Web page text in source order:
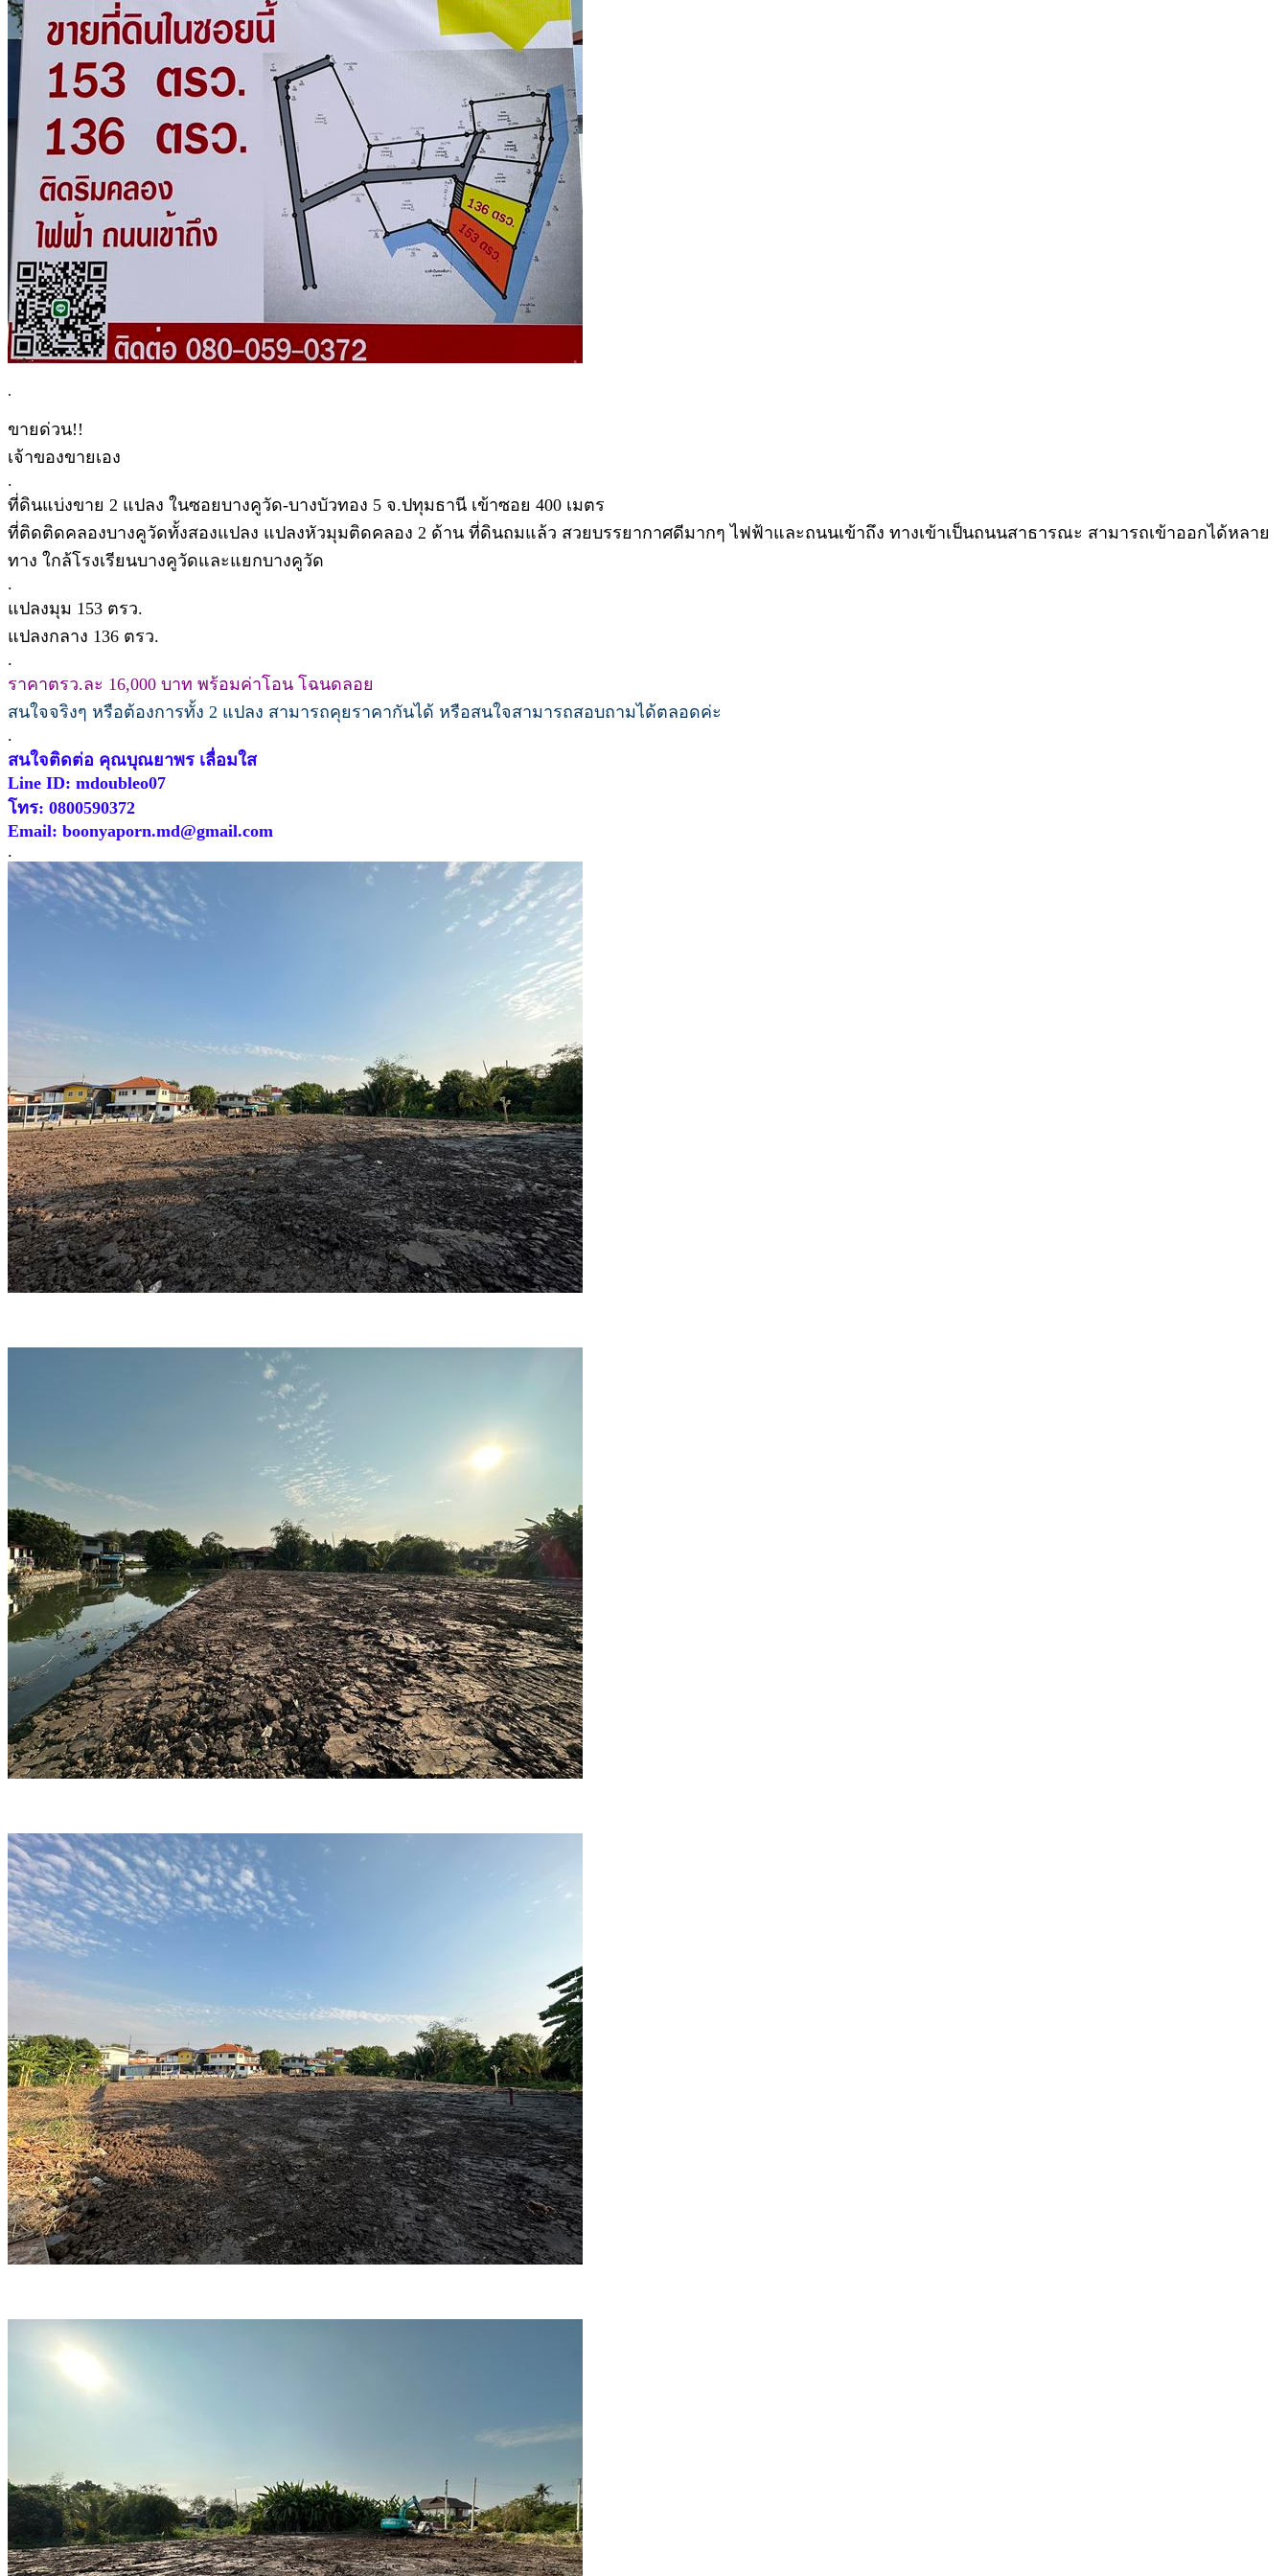
.
ขายด่วน!!
เจ้าของขายเอง
.
ที่ดินแบ่งขาย 2 แปลง ในซอยบางคูวัด-บางบัวทอง 5 จ.ปทุมธานี เข้าซอย 400 เมตร
ที่ติดติดคลองบางคูวัดทั้งสองแปลง แปลงหัวมุมติดคลอง 2 ด้าน ที่ดินถมแล้ว สวยบรรยากาศดีมากๆ ไฟฟ้าและถนนเข้าถึง ทางเข้าเป็นถนนสาธารณะ สามารถเข้าออกได้หลาย
ทาง ใกล้โรงเรียนบางคูวัดและแยกบางคูวัด
.
แปลงมุม 153 ตรว.
แปลงกลาง 136 ตรว.
.
ราคาตรว.ละ 16,000 บาท พร้อมค่าโอน โฉนดลอย
สนใจจริงๆ หรือต้องการทั้ง 2 แปลง สามารถคุยราคากันได้ หรือสนใจสามารถสอบถามได้ตลอดค่ะ
.
สนใจติดต่อ คุณบุณยาพร เลื่อมใส
Line ID: mdoubleo07
โทร: 0800590372
Email: boonyaporn.md@gmail.com
.